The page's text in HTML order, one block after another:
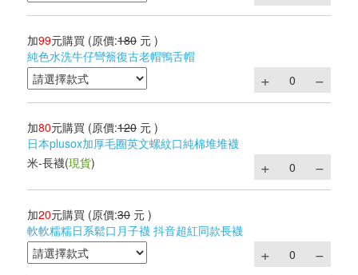
加99元購買 (原價:180 元 )
純色水洗牛仔彎簷復古老帽鴨舌帽
加80元購買 (原價:120 元 )
日本plusox加厚毛圈英文螺紋口純棉堆堆襪
米-長襪(現貨)
加20元購買 (原價:30 元 )
軟軟糯糯日系鬆口月子襪 抖音超紅同款長襪